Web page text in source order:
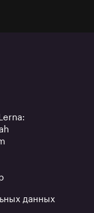
данных